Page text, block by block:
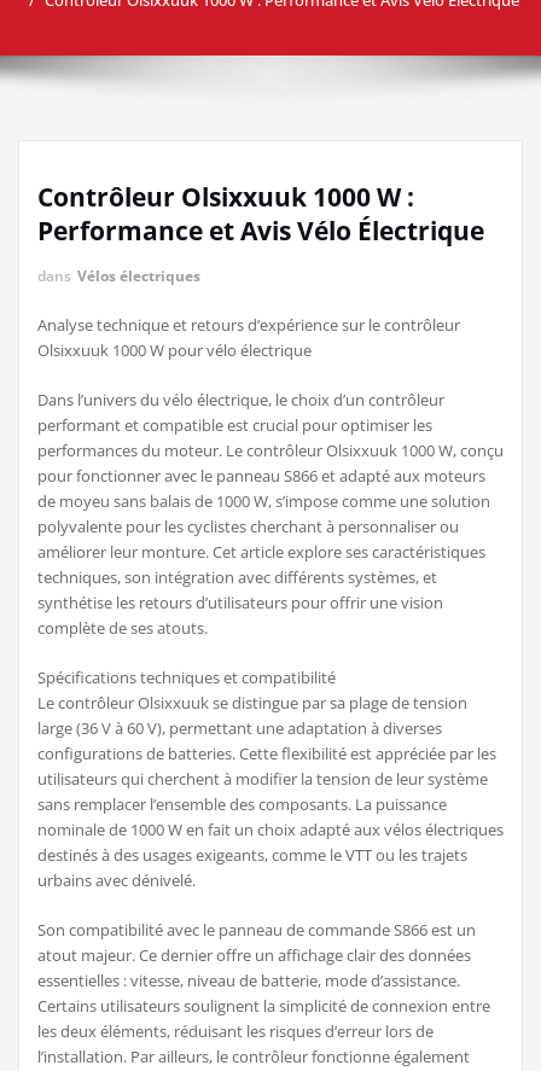
Contrôleur Olsixxuuk 1000 W :
Performance et Avis Vélo Électrique
dans Vélos électriques
Analyse technique et retours d’expérience sur le contrôleur
Olsixxuuk 1000 W pour vélo électrique
Dans l’univers du vélo électrique, le choix d’un contrôleur
performant et compatible est crucial pour optimiser les
performances du moteur. Le contrôleur Olsixxuuk 1000 W, conçu
pour fonctionner avec le panneau S866 et adapté aux moteurs
de moyeu sans balais de 1000 W, s’impose comme une solution
polyvalente pour les cyclistes cherchant à personnaliser ou
améliorer leur monture. Cet article explore ses caractéristiques
techniques, son intégration avec différents systèmes, et
synthétise les retours d’utilisateurs pour offrir une vision
complète de ses atouts.
Spécifications techniques et compatibilité
Le contrôleur Olsixxuuk se distingue par sa plage de tension
large (36 V à 60 V), permettant une adaptation à diverses
configurations de batteries. Cette flexibilité est appréciée par les
utilisateurs qui cherchent à modifier la tension de leur système
sans remplacer l’ensemble des composants. La puissance
nominale de 1000 W en fait un choix adapté aux vélos électriques
destinés à des usages exigeants, comme le VTT ou les trajets
urbains avec dénivelé.
Son compatibilité avec le panneau de commande S866 est un
atout majeur. Ce dernier offre un affichage clair des données
essentielles : vitesse, niveau de batterie, mode d’assistance.
Certains utilisateurs soulignent la simplicité de connexion entre
les deux éléments, réduisant les risques d’erreur lors de
l’installation. Par ailleurs, le contrôleur fonctionne également